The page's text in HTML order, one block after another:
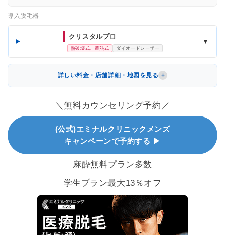
導入脱毛器
クリスタルプロ
熱破壊式、蓄熱式 ダイオードレーザー
▼
詳しい料金・店舗詳細・地図を見る
＼無料カウンセリング予約／
(公式)エミナルクリニックメンズ
キャンペーンで予約する ▶
麻酔無料プラン多数
学生プラン最大13％オフ